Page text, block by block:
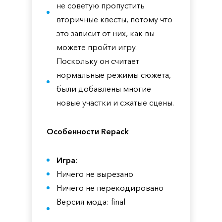
не советую пропустить
вторичные квесты, потому что
это зависит от них, как вы
можете пройти игру.
Поскольку он считает
нормальные режимы сюжета,
были добавлены многие
новые участки и сжатые сцены.
Особенности Repack
Игра:
Ничего не вырезано
Ничего не перекодировано
Версия мода: final